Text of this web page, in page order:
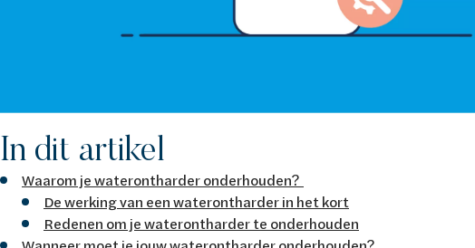
In dit artikel
Waarom je waterontharder onderhouden?
De werking van een waterontharder in het kort
Redenen om je waterontharder te onderhouden